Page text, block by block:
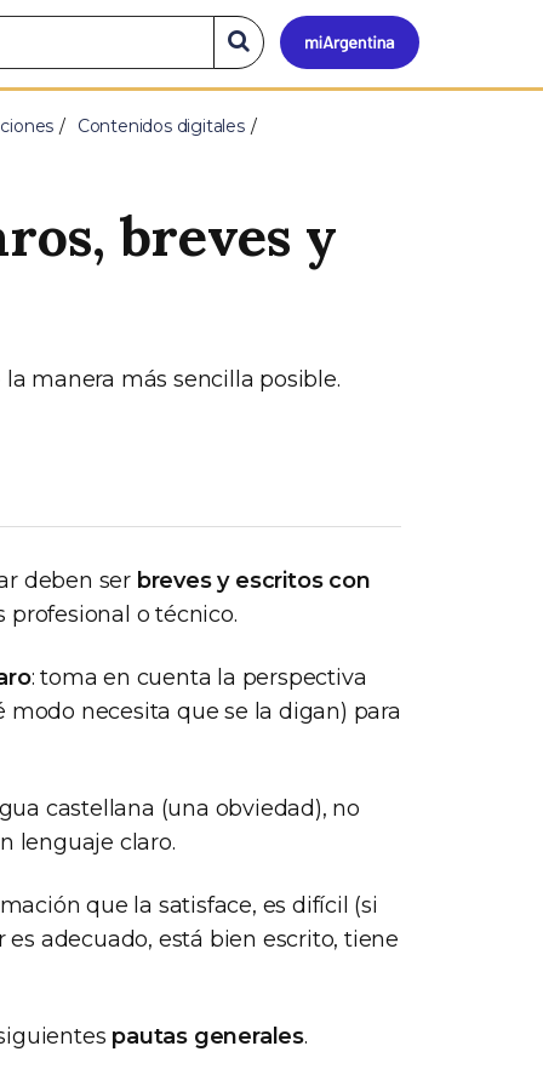
Mi
Buscar
en
el
sitio
Contenidos digitales
breves y
manera más sencilla posible.
deben ser breves y escritos con
profesional o técnico.
: toma en cuenta la perspectiva
necesita que se la digan) para
castellana (una obviedad), no
lenguaje claro.
que la satisface, es difícil (si
adecuado, está bien escrito, tiene
pautas generales.